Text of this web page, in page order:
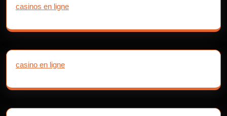
casinos en ligne
casino en ligne